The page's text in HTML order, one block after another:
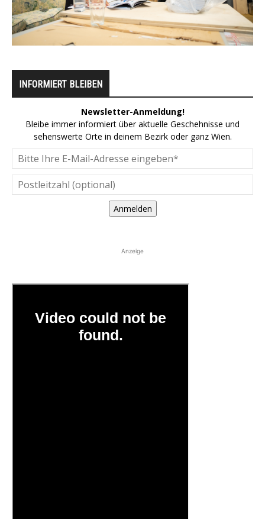
INFORMIERT BLEIBEN
Newsletter-Anmeldung!
Bleibe immer informiert über aktuelle Geschehnisse und
sehenswerte Orte in deinem Bezirk oder ganz Wien.
Anmelden
Anzeige